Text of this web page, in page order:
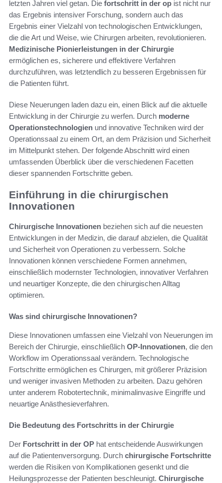
letzten Jahren viel getan. Die fortschritt in der op ist nicht nur
das Ergebnis intensiver Forschung, sondern auch das
Ergebnis einer Vielzahl von technologischen Entwicklungen,
die die Art und Weise, wie Chirurgen arbeiten, revolutionieren.
Medizinische Pionierleistungen in der Chirurgie
ermöglichen es, sicherere und effektivere Verfahren
durchzuführen, was letztendlich zu besseren Ergebnissen für
die Patienten führt.
Diese Neuerungen laden dazu ein, einen Blick auf die aktuelle
Entwicklung in der Chirurgie zu werfen. Durch moderne
Operationstechnologien und innovative Techniken wird der
Operationssaal zu einem Ort, an dem Präzision und Sicherheit
im Mittelpunkt stehen. Der folgende Abschnitt wird einen
umfassenden Überblick über die verschiedenen Facetten
dieser spannenden Fortschritte geben.
Einführung in die chirurgischen
Innovationen
Chirurgische Innovationen beziehen sich auf die neuesten
Entwicklungen in der Medizin, die darauf abzielen, die Qualität
und Sicherheit von Operationen zu verbessern. Solche
Innovationen können verschiedene Formen annehmen,
einschließlich modernster Technologien, innovativer Verfahren
und neuartiger Konzepte, die den chirurgischen Alltag
optimieren.
Was sind chirurgische Innovationen?
Diese Innovationen umfassen eine Vielzahl von Neuerungen im
Bereich der Chirurgie, einschließlich OP-Innovationen, die den
Workflow im Operationssaal verändern. Technologische
Fortschritte ermöglichen es Chirurgen, mit größerer Präzision
und weniger invasiven Methoden zu arbeiten. Dazu gehören
unter anderem Robotertechnik, minimalinvasive Eingriffe und
neuartige Anästhesieverfahren.
Die Bedeutung des Fortschritts in der Chirurgie
Der Fortschritt in der OP hat entscheidende Auswirkungen
auf die Patientenversorgung. Durch chirurgische Fortschritte
werden die Risiken von Komplikationen gesenkt und die
Heilungsprozesse der Patienten beschleunigt. Chirurgische